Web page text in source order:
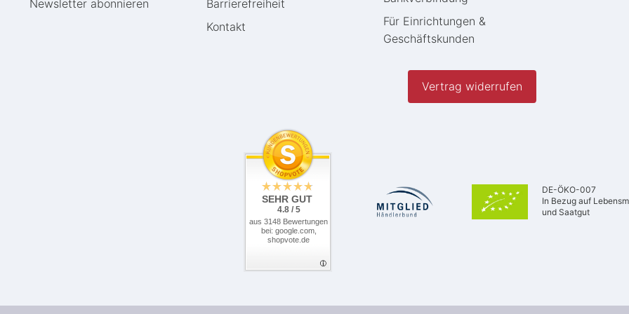
Newsletter abonnieren
Barrierefreiheit
Kontakt
Für Einrichtungen &
Geschäftskunden
Vertrag widerrufen
SEHR GUT
4.8 / 5
aus 3148 Bewertungen
bei: google.com,
shopvote.de
DE-ÖKO-007
In Bezug auf
und Saatgut